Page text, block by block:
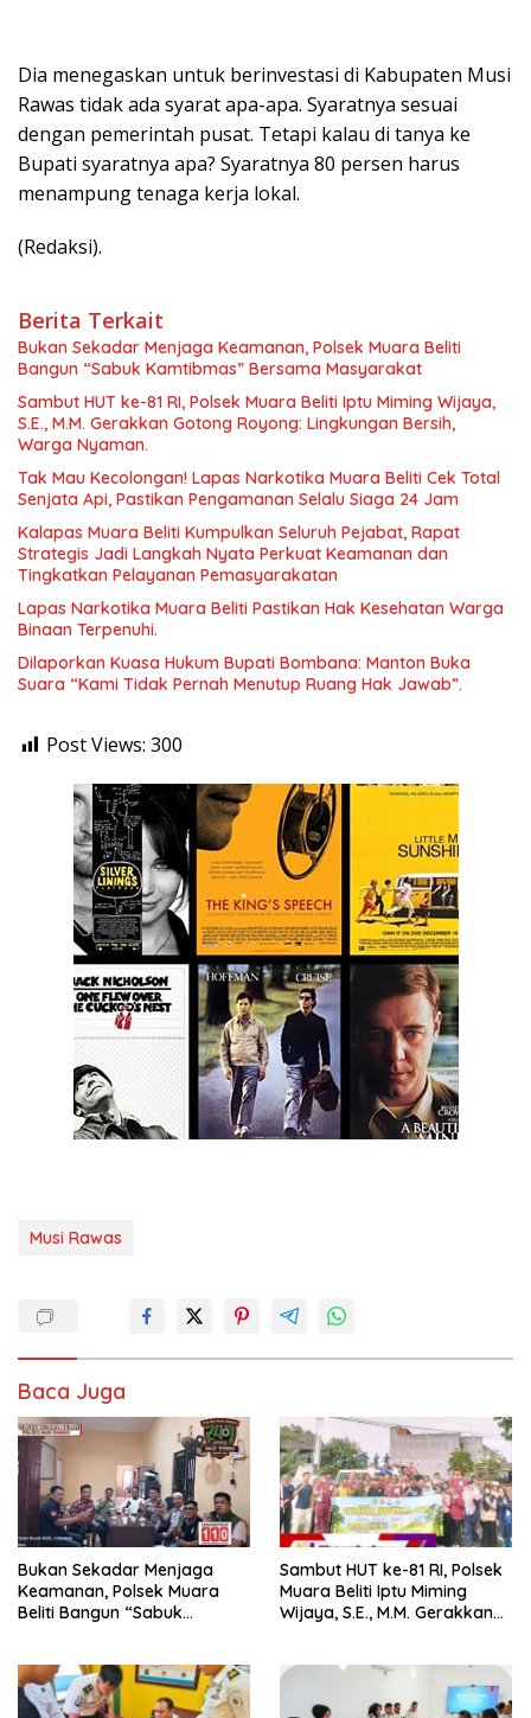
Dia menegaskan untuk berinvestasi di Kabupaten Musi
Rawas tidak ada syarat apa-apa. Syaratnya sesuai
dengan pemerintah pusat. Tetapi kalau di tanya ke
Bupati syaratnya apa? Syaratnya 80 persen harus
menampung tenaga kerja lokal.
(Redaksi).
Berita Terkait
Bukan Sekadar Menjaga Keamanan, Polsek Muara Beliti
Bangun “Sabuk Kamtibmas” Bersama Masyarakat
Sambut HUT ke-81 RI, Polsek Muara Beliti Iptu Miming Wijaya,
S.E., M.M. Gerakkan Gotong Royong: Lingkungan Bersih,
Warga Nyaman.
Tak Mau Kecolongan! Lapas Narkotika Muara Beliti Cek Total
Senjata Api, Pastikan Pengamanan Selalu Siaga 24 Jam
Kalapas Muara Beliti Kumpulkan Seluruh Pejabat, Rapat
Strategis Jadi Langkah Nyata Perkuat Keamanan dan
Tingkatkan Pelayanan Pemasyarakatan
Lapas Narkotika Muara Beliti Pastikan Hak Kesehatan Warga
Binaan Terpenuhi.
Dilaporkan Kuasa Hukum Bupati Bombana: Manton Buka
Suara “Kami Tidak Pernah Menutup Ruang Hak Jawab”.
Post Views: 300
Musi Rawas
Baca Juga
Bukan Sekadar Menjaga
Keamanan, Polsek Muara
Beliti Bangun “Sabuk
Sambut HUT ke-81 RI, Polsek
Muara Beliti Iptu Miming
Wijaya, S.E., M.M. Gerakkan